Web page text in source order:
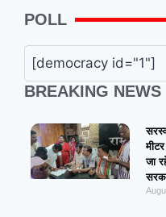
POLL
[democracy id="1"]
BREAKING NEWS
जा